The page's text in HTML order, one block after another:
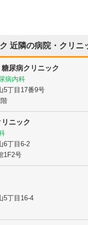
近隣の病院・クリニ
尿病クリニック
病内科
5丁目17番9号
ニック
6丁目6-2
1F2号
5丁目16-4